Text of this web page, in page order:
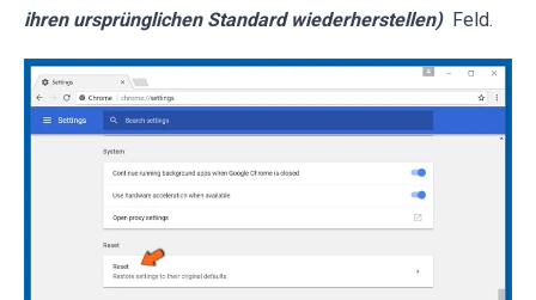
ihren ursprünglichen Standard wiederherstellen) Feld.